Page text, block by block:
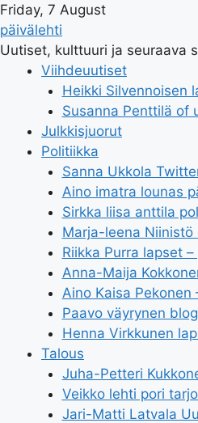
Friday, 7 August
päivälehti
Uutiset, kulttuuri ja seuraava
Viihdeuutiset
Heikki Silvennoisen
Susanna Penttilä of
Julkkisjuorut
Politiikka
Sanna Ukkola
Aino imatra lounas
Sirkka liisa anttila
Marja-leena
Riikka Purra lapset
Anna-Maija
Aino Kaisa
Paavo väyrynen
Henna Virkkunen
Talous
Juha-Petteri
Veikko lehti pori
Jari-Matti Latvala